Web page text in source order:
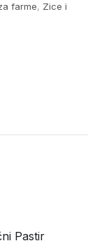
farme, Zice i
Pastir